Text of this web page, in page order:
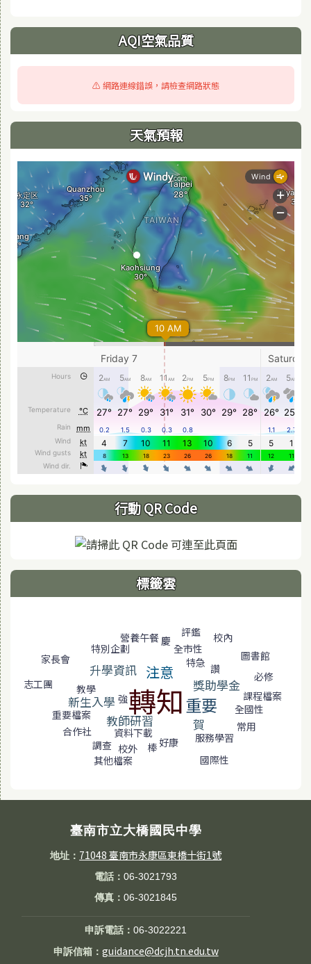
AQI空氣品質
⚠️ 網路連線錯誤，請檢查網路狀態
天氣預報
行動 QR Code
標籤雲
特別企劃
營養午餐慶
評鑑
家長會
全市性
校內
升學資訊 注意 特急 讚
圖書館
志工團 轉知 獎助學金
必修
新生入學
教學
強 重要
課程檔案
重要檔案
教師研習
資料下載 賀
全國性
合作社
常用
調查
其他檔案
校外 棒 好康
服務學習
國際性
臺南市立大橋國民中學
地址： 71048 臺南市永康區東橋十街1號
電話：06-3021793
傳真：06-3021845
申訴電話：06-3022221
申訴信箱： guidance@dcjh.tn.edu.tw